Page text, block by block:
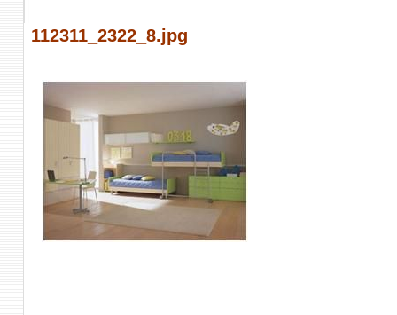
112311_2322_8.jpg